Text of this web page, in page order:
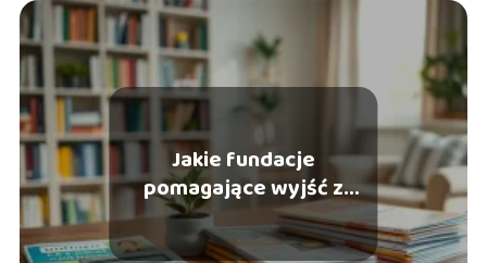
Jakie fundacje
pomagające wyjść z
długów warto znać w 2025
roku?